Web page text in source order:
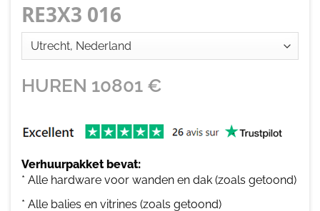
RE3X3 016
HUREN 10801 €
Verhuurpakket bevat:
* Alle hardware voor wanden en dak (zoals getoond)
* Alle balies en vitrines (zoals getoond)